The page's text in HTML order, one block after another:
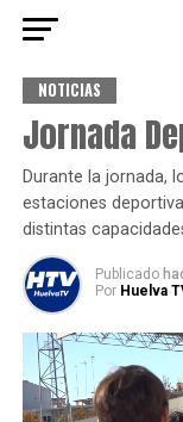
NOTICIAS
Jornada
Durante la jornada,
estaciones
distintas
Publicado
Por Huelva